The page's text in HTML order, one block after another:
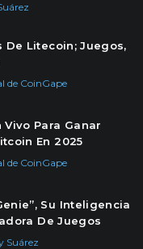
De Litecoin; Juegos,
de CoinGape
Vivo Para Ganar
En 2025
de CoinGape
Su Inteligencia
De Juegos
Suárez